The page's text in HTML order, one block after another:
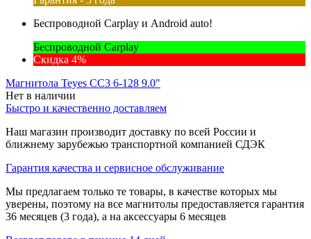
Беспроводной Carplay и Android auto!
Беспроводной Carplay
Скидка 4%
Магнитола Teyes CC3 6-128 9.0"
Нет в наличии
Быстро и качественно доставляем
Наш магазин производит доставку по всей России и
ближнему зарубежью транспортной компанией СДЭК
Гарантия качества и сервисное обслуживание
Мы предлагаем только те товары, в качестве которых мы
уверены, поэтому на все магнитолы предоставляется гарантия
36 месяцев (3 года), а на аксессуары 6 месяцев